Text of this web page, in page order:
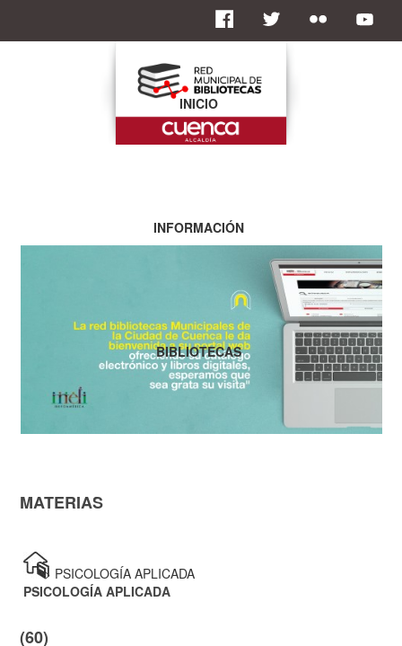
MATERIAS
> PSICOLOGÍA APLICADA
PSICOLOGÍA APLICADA
(60)
INICIO
INFORMACIÓN
BIBLIOTECAS